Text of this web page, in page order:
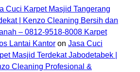
Cuci Karpet Masjid Tangerang
| Kenzo Cleaning Bersih dan
– 0812-9518-8008 Karpet
Lantai Kantor on Jasa Cuci
Masjid Terdekat Jabodetabek |
Cleaning Profesional &